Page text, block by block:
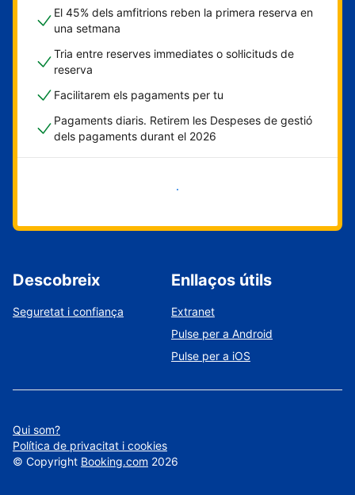
El 45% dels amfitrions reben la primera reserva en
una setmana
Tria entre reserves immediates o sol·licituds de
reserva
Facilitarem els pagaments per tu
Pagaments diaris. Retirem les Despeses de gestió
dels pagaments durant el 2026
Comença ara
Descobreix
Seguretat i confiança
Enllaços útils
Extranet
Pulse per a Android
Pulse per a iOS
Qui som?
Política de privacitat i cookies
© Copyright Booking.com 2026